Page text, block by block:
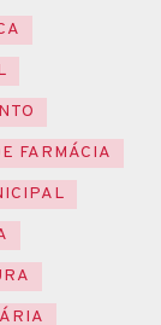
FARMÁCIA